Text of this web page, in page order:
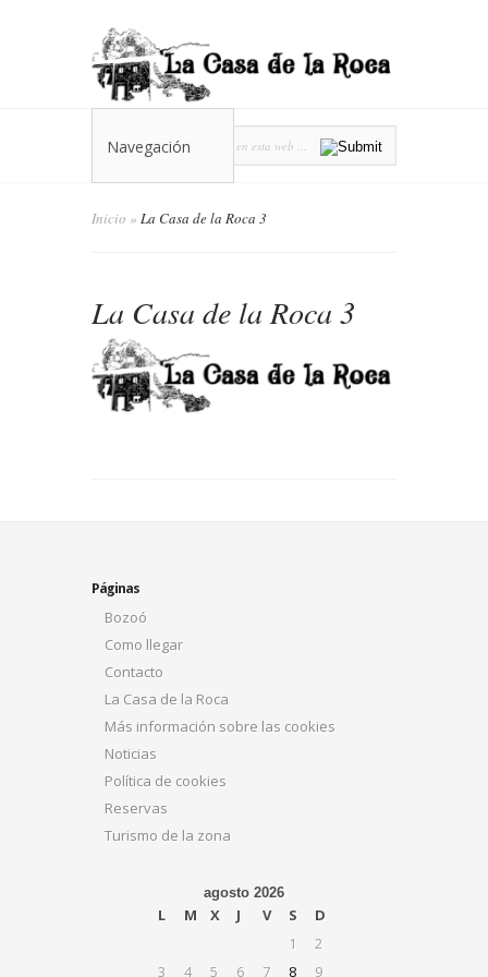
Navegación
Inicio » La Casa de la Roca 3
La Casa de la Roca 3
Páginas
Bozoó
Como llegar
Contacto
La Casa de la Roca
Más información sobre las cookies
Noticias
Política de cookies
Reservas
Turismo de la zona
agosto 2026
L M X J V S
D
1
2
3
4 5 6 7 8 9